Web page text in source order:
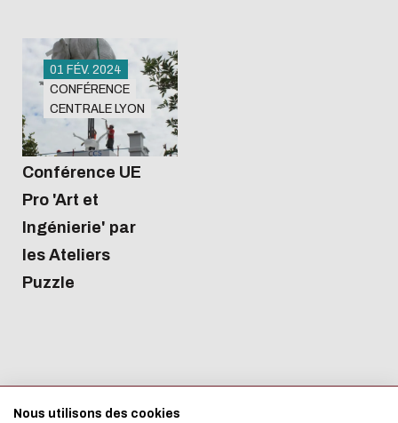
Nous avons développé ce site Internet dans
01 FÉV. 2024
CONFÉRENCE
CENTRALE LYON
Conférence UE
Pro 'Art et
Ingénierie' par
les Ateliers
Puzzle
Nous utilisons des cookies